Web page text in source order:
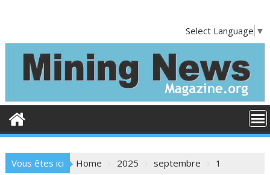
o
t
Select Language ▼
Vous êtes ici Home 2025 septembre 1